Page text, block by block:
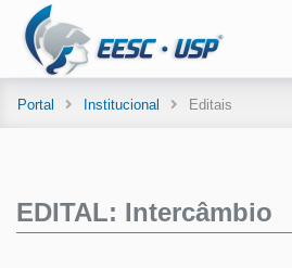
Portal Institucional Editais
EDITAL: Intercâmbio